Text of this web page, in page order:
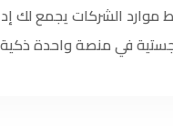
الشركات يجمع لك
في منصة واحدة